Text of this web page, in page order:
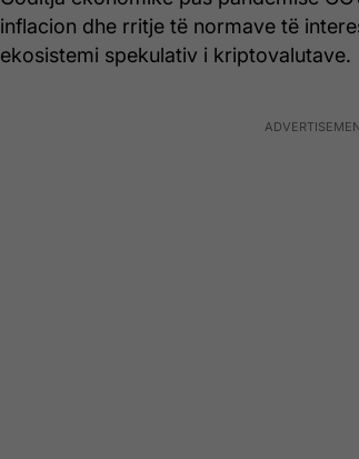
inflacion dhe rritje të normave të
ekosistemi spekulativ i kriptovalutave.